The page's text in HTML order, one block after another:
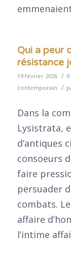
Qui a peur
résistance
19 février 2026 /
contemporain /
Dans la
Lysistrata,
d’antiques
consoeurs
faire
persuader
combats.
affaire
l’intime